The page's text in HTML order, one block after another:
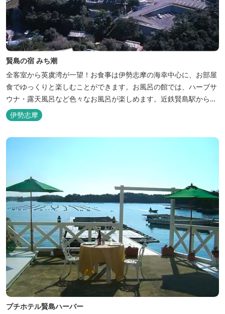
賢島の宿 みち潮
全客室から英虞湾が一望！お食事は伊勢志摩の海幸中心に、お部屋
食でゆっくりと楽しむことができます。お風呂の館では、ハーブサ
ウナ・露天風呂など色々なお風呂が楽しめます。近鉄賢島駅から歩
いて5分と好立地です。
伊勢志摩
プチホテル賢島ハーバー